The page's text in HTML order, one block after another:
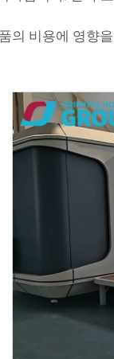
의 비용에 영향